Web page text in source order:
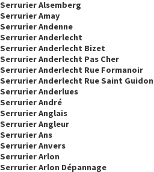
Serrurier Alsemberg
Serrurier Amay
Serrurier Andenne
Serrurier Anderlecht
Serrurier Anderlecht Bizet
Serrurier Anderlecht Pas Cher
Serrurier Anderlecht Rue Formanoir
Serrurier Anderlecht Rue Saint Guidon
Serrurier Anderlues
Serrurier André
Serrurier Anglais
Serrurier Angleur
Serrurier Ans
Serrurier Anvers
Serrurier Arlon
Serrurier Arlon Dépannage